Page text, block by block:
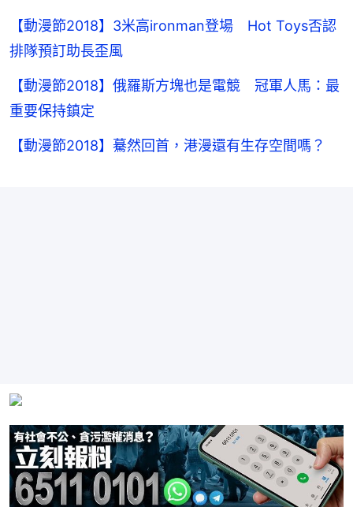
【動漫節2018】3米高ironman登場 Hot Toys否認
排隊預訂助長歪風
【動漫節2018】俄羅斯方塊也是電競 冠軍人馬：最
重要保持鎮定
【動漫節2018】驀然回首，港漫還有生存空間嗎？